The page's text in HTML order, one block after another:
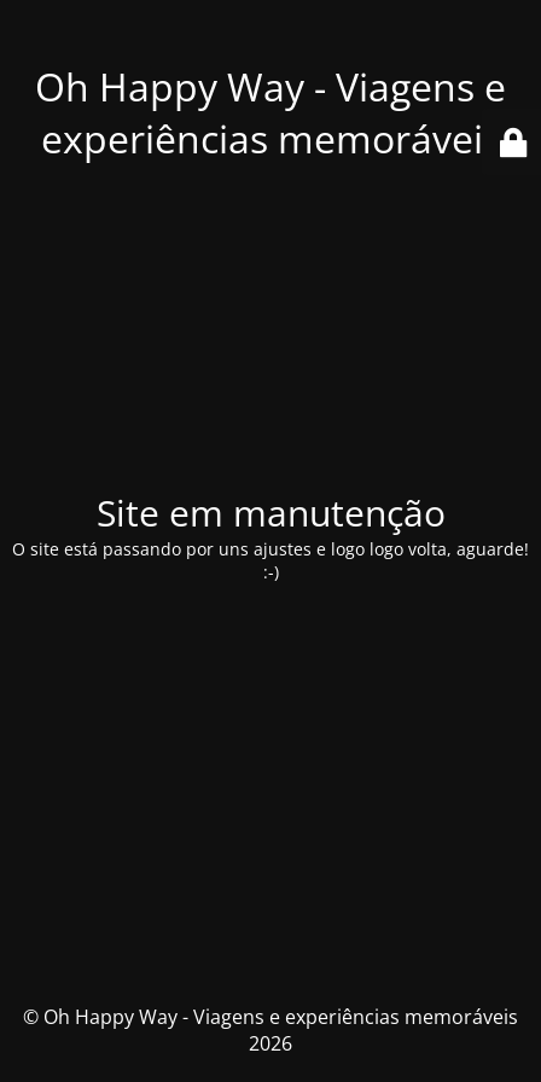
Oh Happy Way - Viagens e
experiências memoráveis
Site em manutenção
O site está passando por uns ajustes e logo logo volta, aguarde!
:-)
© Oh Happy Way - Viagens e experiências memoráveis
2026